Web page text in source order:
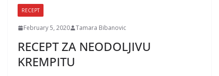
RECEPT
February 5, 2020 Tamara Bibanovic
RECEPT ZA NEODOLJIVU
KREMPITU